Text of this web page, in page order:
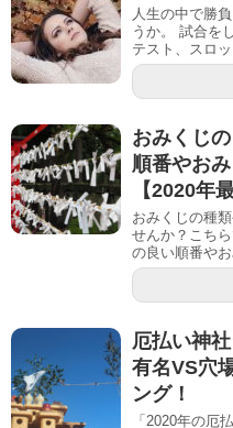
人生の中で勝
うか。 試合を
テスト、スロ
おみくじ
順番やお
【2020年
おみくじの種
せんか？こち
の良い順番や
厄払い神
有名VS穴
ング！
「2020年の厄